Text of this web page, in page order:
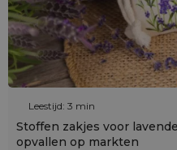
Leestijd: 3 min
Stoffen zakjes voor
opvallen op markten